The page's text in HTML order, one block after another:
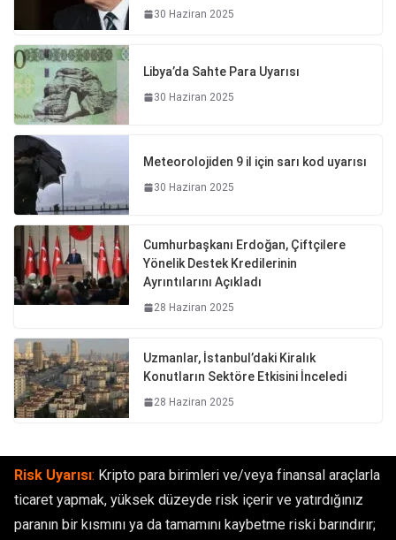
30 Haziran 2025
Libya’da Sahte Para Uyarısı
30 Haziran 2025
Meteorolojiden 9 il için sarı kod uyarısı
30 Haziran 2025
Cumhurbaşkanı Erdoğan, Çiftçilere
Yönelik Destek Kredilerinin
Ayrıntılarını Açıkladı
28 Haziran 2025
Uzmanlar, İstanbul’daki Kiralık
Konutların Sektöre Etkisini İnceledi
28 Haziran 2025
Risk Uyarısı: Kripto para birimleri ve/veya finansal araçlarla
ticaret yapmak, yüksek düzeyde risk içerir ve yatırdığınız
paranın bir kısmını ya da tamamını kaybetme riski barındırır;